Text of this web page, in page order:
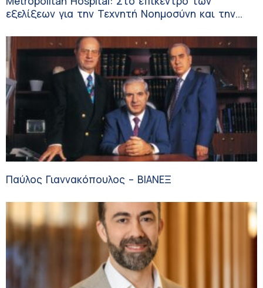
εξελίξεων για την Τεχνητή Νοημοσύνη και την
Παύλος Γιαννακόπουλος – ΒΙΑΝΕΞ